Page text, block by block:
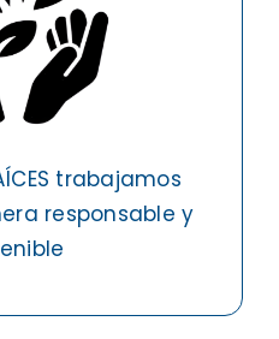
trabajamos
responsable y